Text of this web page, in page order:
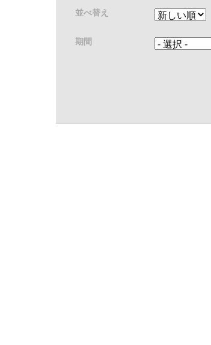
並べ替え
期間